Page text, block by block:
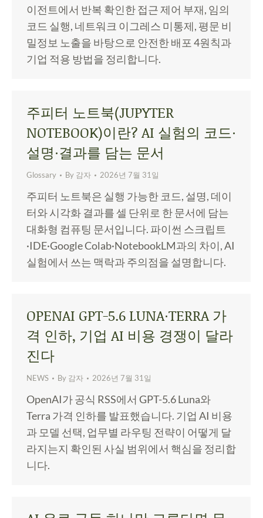
이전트에서 반복 확인한 접근 제어 부재, 임의
코드 실행, 네트워크 이그레스 미통제, 평문 비
밀정보 노출을 바탕으로 안전한 배포 4원칙과
기업 적용 방법을 정리합니다.
주피터 노트북(JUPYTER
NOTEBOOK)이란? AI 실험의 코드·
설명·결과를 담는 문서
Glossary By 감자 2026년 7월 31일
주피터 노트북은 실행 가능한 코드, 설명, 데이
터와 시각화 결과를 셀 단위로 한 문서에 담는
대화형 컴퓨팅 문서입니다. 파이썬 스크립트
·IDE·Google Colab·NotebookLM과의 차이, AI
실험에서 쓰는 맥락과 주의점을 설명합니다.
OPENAI GPT-5.6 LUNA·TERRA 가
격 인하, 기업 AI 비용 경쟁이 달라
진다
NEWS By 감자 2026년 7월 31일
OpenAI가 공식 RSS에서 GPT-5.6 Luna와
Terra 가격 인하를 발표했습니다. 기업 AI 비용
과 모델 선택, 업무별 라우팅 전략이 어떻게 달
라지는지 확인된 사실 범위에서 핵심을 정리합
니다.